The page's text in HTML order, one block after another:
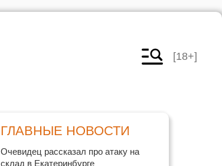
[18+]
ГЛАВНЫЕ НОВОСТИ
Очевидец рассказал про атаку на
склад в Екатеринбурге